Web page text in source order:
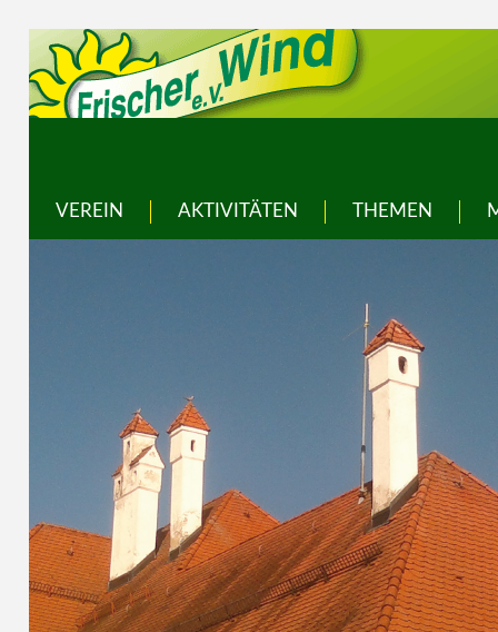
VEREIN AKTIVITÄTEN THEMEN